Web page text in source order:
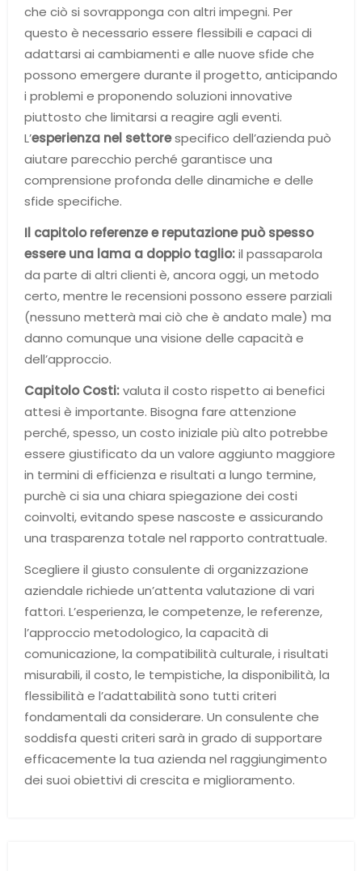
che ciò si sovrapponga con altri impegni. Per
questo è necessario essere flessibili e capaci di
adattarsi ai cambiamenti e alle nuove sfide che
possono emergere durante il progetto, anticipando
i problemi e proponendo soluzioni innovative
piuttosto che limitarsi a reagire agli eventi.
L’esperienza nel settorespecifico dell’azienda può
aiutare parecchio perché garantisce una
comprensione profonda delle dinamiche e delle
sfide specifiche.
Il capitolo referenze e reputazione può spesso
essere una lama a doppio taglio:il passaparola
da parte di altri clienti è, ancora oggi, un metodo
certo, mentre le recensioni possono essere parziali
(nessuno metterà mai ciò che è andato male) ma
danno comunque una visione delle capacità e
dell’approccio.
Capitolo Costi:valuta il costo rispetto ai benefici
attesi è importante. Bisogna fare attenzione
perché, spesso, un costo iniziale più alto potrebbe
essere giustificato da un valore aggiunto maggiore
in termini di efficienza e risultati a lungo termine,
purchè ci sia una chiara spiegazione dei costi
coinvolti, evitando spese nascoste e assicurando
una trasparenza totale nel rapporto contrattuale.
Scegliere il giusto consulente di organizzazione
aziendale richiede un’attenta valutazione di vari
fattori. L’esperienza, le competenze, le referenze,
l’approccio metodologico, la capacità di
comunicazione, la compatibilità culturale, i risultati
misurabili, il costo, le tempistiche, la disponibilità, la
flessibilità e l’adattabilità sono tutti criteri
fondamentali da considerare. Un consulente che
soddisfa questi criteri sarà in grado di supportare
efficacemente la tua azienda nel raggiungimento
dei suoi obiettivi di crescita e miglioramento.